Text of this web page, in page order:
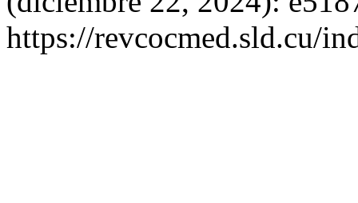
https://revcocmed.sld.cu/